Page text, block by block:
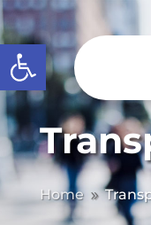
Abrir barra de
Home 9